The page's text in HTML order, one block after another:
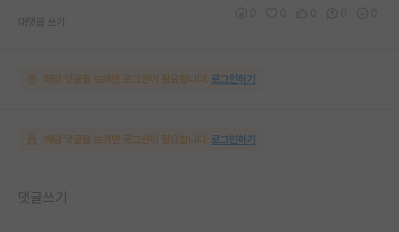
대댓글 쓰기
해당 댓글을 보려면 로그인이 필요합니다. 로그인하기
해당 댓글을 보려면 로그인이 필요합니다. 로그인하기
댓글쓰기